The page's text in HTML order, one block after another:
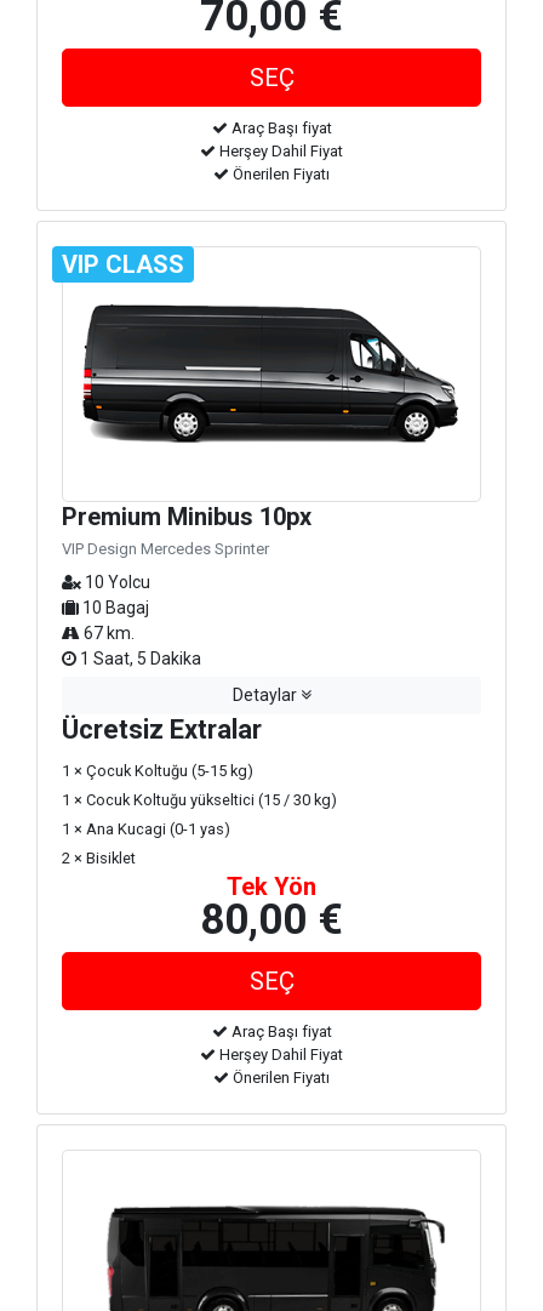
70,00 €
Araç Başı fiyat
Herşey Dahil Fiyat
Önerilen Fiyatı
VIP CLASS
Premium Minibus 10px
VIP Design Mercedes Sprinter
10 Yolcu
10 Bagaj
67 km.
1 Saat, 5 Dakika
Detaylar
Ücretsiz Extralar
1 × Çocuk Koltuğu (5-15 kg)
1 × Cocuk Koltuğu yükseltici (15 / 30 kg)
1 × Ana Kucagi (0-1 yas)
2 × Bisiklet
Tek Yön
80,00 €
Araç Başı fiyat
Herşey Dahil Fiyat
Önerilen Fiyatı